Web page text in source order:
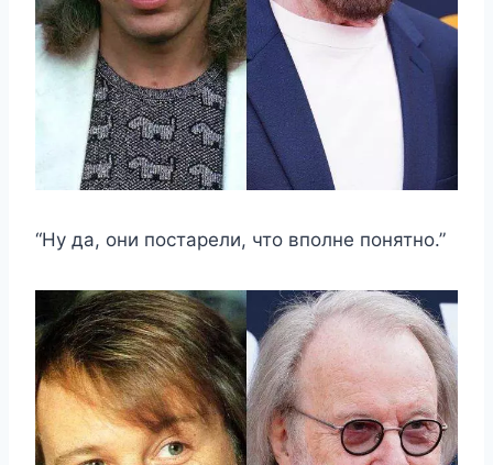
“Ну да, они постарели, что вполне понятно.”